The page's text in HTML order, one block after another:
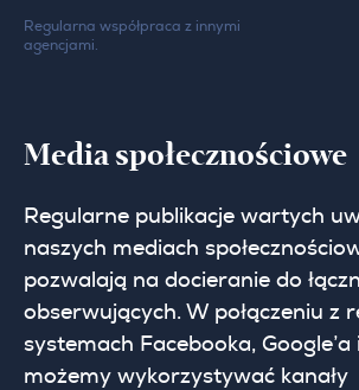
Regularna współpraca z innymi
agencjami.
Media społecznościowe
Regularne publikacje wartych
naszych mediach
pozwalają na docieranie do
obserwujących. W połączeniu z
systemach Facebooka, Google’a
możemy wykorzystywać kanały